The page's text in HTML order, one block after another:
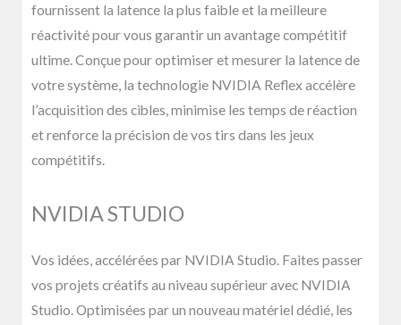
fournissent la latence la plus faible et la meilleure
réactivité pour vous garantir un avantage compétitif
ultime. Conçue pour optimiser et mesurer la latence de
votre système, la technologie NVIDIA Reflex accélère
l’acquisition des cibles, minimise les temps de réaction
et renforce la précision de vos tirs dans les jeux
compétitifs.
NVIDIA STUDIO
Vos idées, accélérées par NVIDIA Studio. Faites passer
vos projets créatifs au niveau supérieur avec NVIDIA
Studio. Optimisées par un nouveau matériel dédié, les